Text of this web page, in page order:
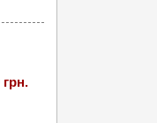
грн.